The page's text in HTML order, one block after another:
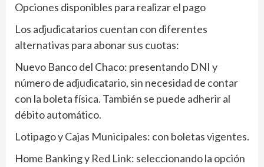
Opciones disponibles para realizar el pago
Los adjudicatarios cuentan con diferentes
alternativas para abonar sus cuotas:
Nuevo Banco del Chaco: presentando DNI y
número de adjudicatario, sin necesidad de contar
con la boleta física. También se puede adherir al
débito automático.
Lotipago y Cajas Municipales: con boletas vigentes.
Home Banking y Red Link: seleccionando la opción